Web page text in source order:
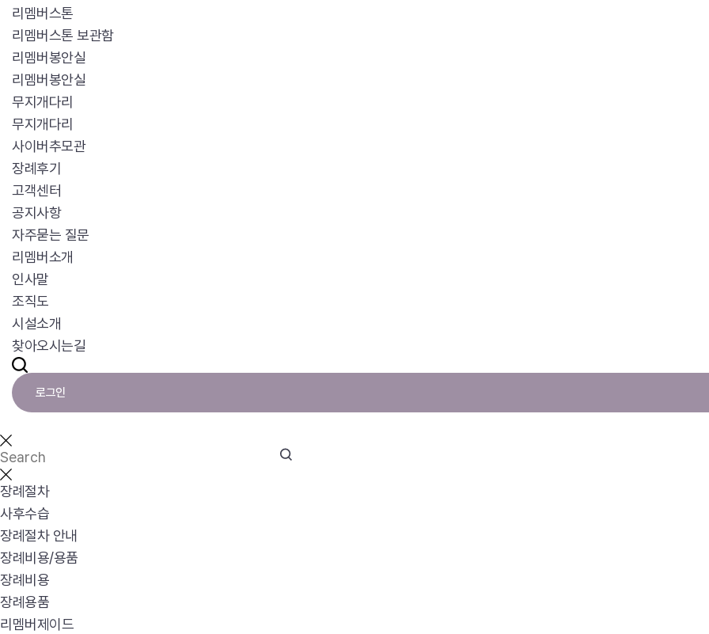
리멤버스톤
리멤버스톤 보관함
리멤버봉안실
리멤버봉안실
무지개다리
무지개다리
사이버추모관
장례후기
고객센터
공지사항
자주묻는 질문
리멤버소개
인사말
조직도
시설소개
찾아오시는길
로그인
장례절차
사후수습
장례절차 안내
장례비용/용품
장례비용
장례용품
리멤버제이드